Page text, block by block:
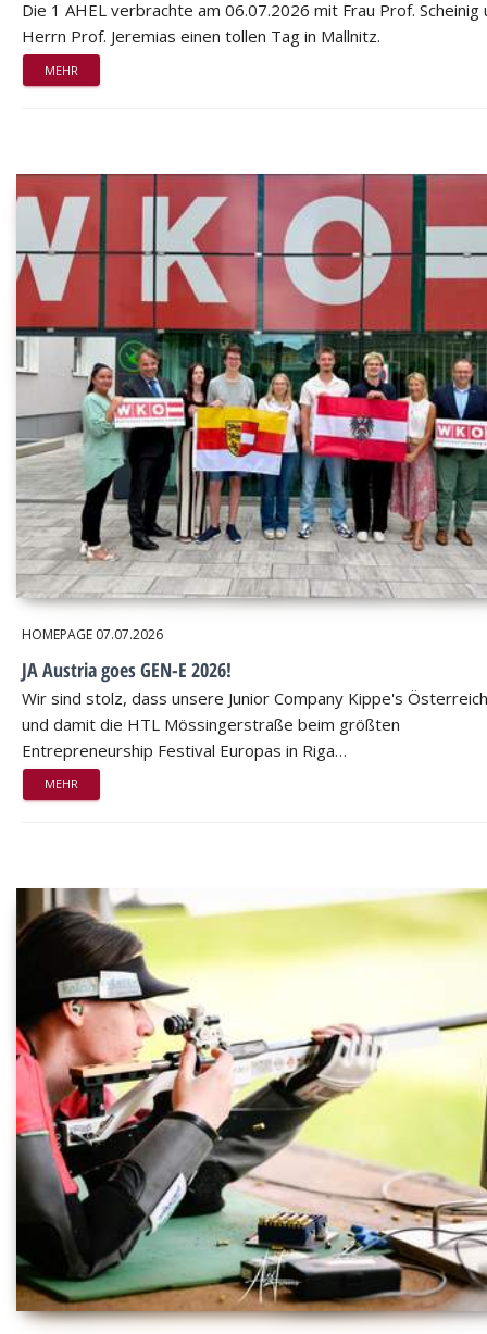
Die 1 AHEL verbrachte am 06.07.2026 mit Frau Prof. Scheinig
Herrn Prof. Jeremias einen tollen Tag in Mallnitz.
MEHR
HOMEPAGE 07.07.2026
JA Austria goes GEN-E 2026!
Wir sind stolz, dass unsere Junior Company Kippe's Österreich
und damit die HTL Mössingerstraße beim größten
Entrepreneurship Festival Europas in Riga…
MEHR